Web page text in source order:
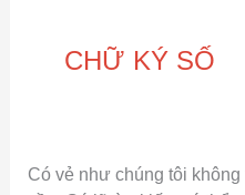
CHỮ KÝ SỐ
Có vẻ như chúng tôi